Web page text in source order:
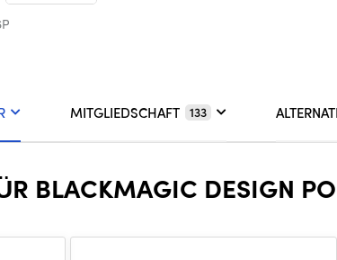
MITGLIEDSCHAFT 133
BLACKMAGIC DESIGN